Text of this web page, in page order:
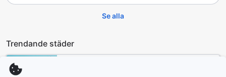
Se alla
Trendande städer